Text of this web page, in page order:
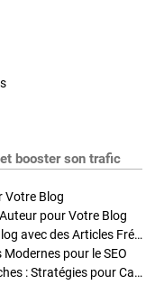
booster son trafic
Votre Blog
pour Votre Blog
Stratégies de Publication : Boostez Votre Blog avec des Articles Fréquents et Exclusifs
pour le SEO
Enrichir Vos Articles avec des Contenus Riches : Stratégies pour Captiver et Optimiser